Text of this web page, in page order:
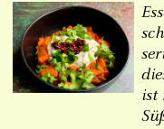
ist